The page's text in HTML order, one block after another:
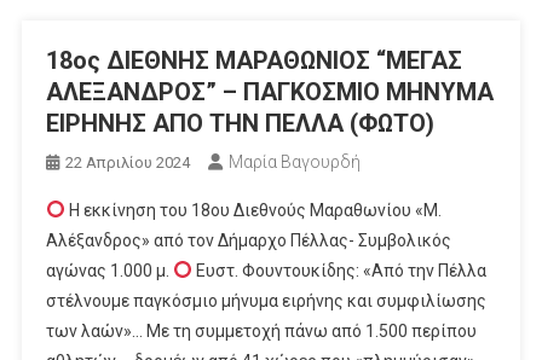
18ος ΔΙΕΘΝΗΣ ΜΑΡΑΘΩΝΙΟΣ “ΜΕΓΑΣ
ΑΛΕΞΑΝΔΡΟΣ” – ΠΑΓΚΟΣΜΙΟ ΜΗΝΥΜΑ
ΕΙΡΗΝΗΣ ΑΠΟ ΤΗΝ ΠΕΛΛΑ (ΦΩΤΟ)
22 Απριλίου 2024 Μαρία Βαγουρδή
Η εκκίνηση του 18ου Διεθνούς Μαραθωνίου «Μ.
Αλέξανδρος» από τον Δήμαρχο Πέλλας- Συμβολικός
αγώνας 1.000 μ.
Ευστ. Φουντουκίδης: «Από την Πέλλα
στέλνουμε παγκόσμιο μήνυμα ειρήνης και συμφιλίωσης
των λαών»… Με τη συμμετοχή πάνω από 1.500 περίπου